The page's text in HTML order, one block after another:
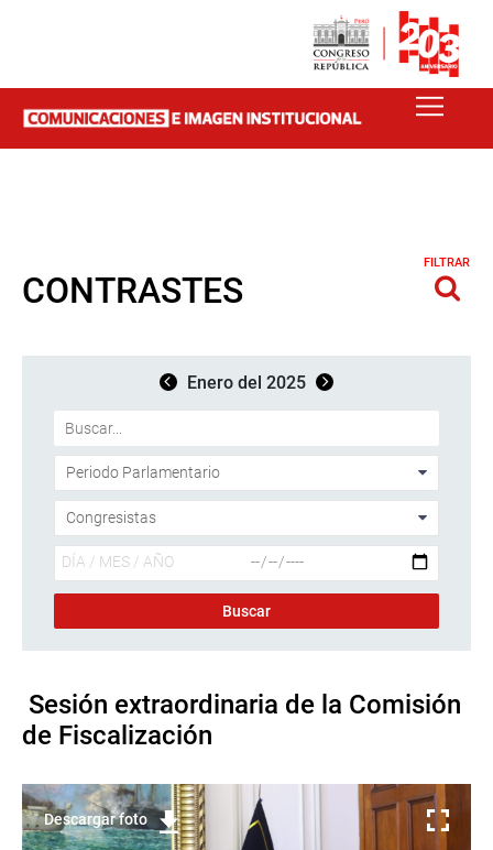
CONTRASTES
FILTRAR
Enero del 2025
Sesión extraordinaria de la Comisión
de Fiscalización
Descargar foto